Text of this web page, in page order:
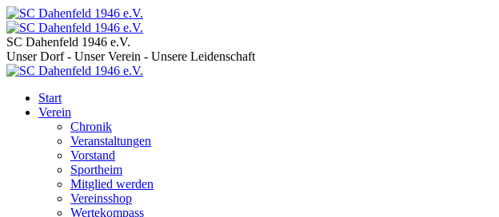
SC Dahenfeld 1946 e.V.
Unser Dorf - Unser Verein - Unsere Leidenschaft
Start
Verein
Chronik
Veranstaltungen
Vorstand
Sportheim
Mitglied werden
Vereinsshop
Wertekompass